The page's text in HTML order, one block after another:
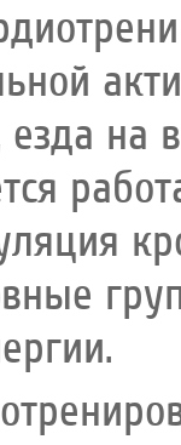
езда на